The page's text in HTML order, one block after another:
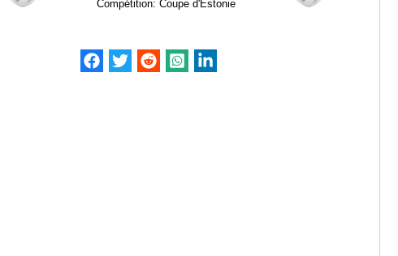
Compétition: Coupe d'Estonie